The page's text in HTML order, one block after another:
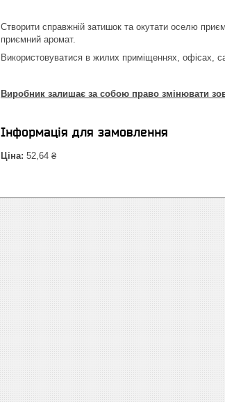
Створити справжній затишок та окутати оселю
приємний аромат.
Використовуватися в жилих приміщеннях, офісах,
Виробник залишає за собою право змінювати
Інформація для замовлення
Ціна: 52,64 ₴